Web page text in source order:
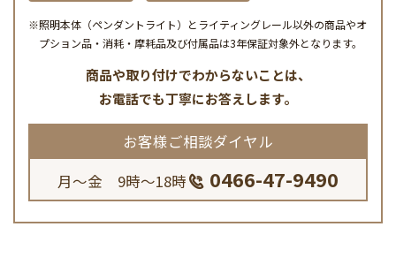
※照明本体（ペンダントライト）とライティングレール以外の商品やオ
プション品・消耗・摩耗品及び付属品は3年保証対象外となります。
商品や取り付けでわからないことは、
お電話でも丁寧にお答えします。
お客様ご相談ダイヤル
月～金 9時～18時
0466-47-9490